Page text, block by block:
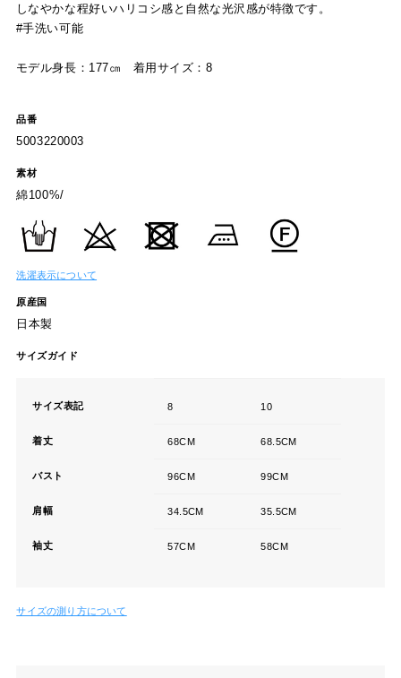
しなやかな程好いハリコシ感と自然な光沢感が特徴です。
#手洗い可能
モデル身長：177㎝ 着用サイズ：8
品番
5003220003
素材
綿100%/
洗濯表示について
原産国
日本製
サイズガイド
サイズ表記 8 10
着丈 68CM 68.5CM
バスト 96CM 99CM
肩幅 34.5CM 35.5CM
袖丈 57CM 58CM
サイズの測り方について